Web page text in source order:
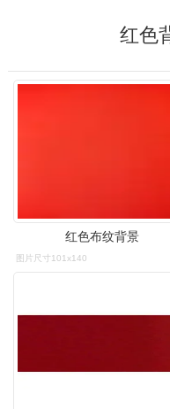
红色
红色布纹背景
图片尺寸101x140